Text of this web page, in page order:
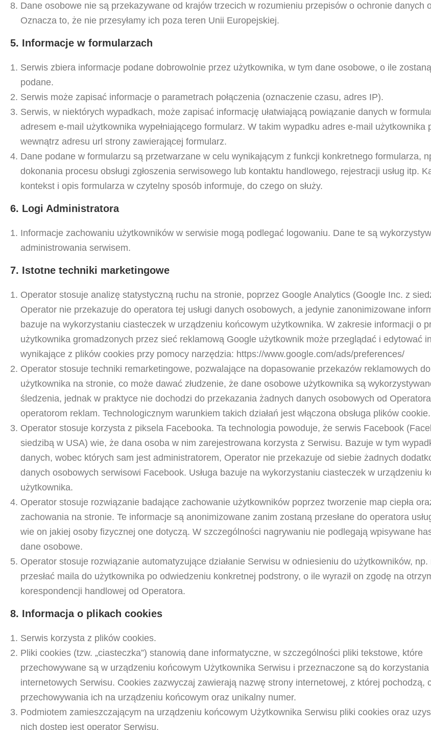
Dane osobowe nie są przekazywane od krajów trzecich w rozumieniu przepisów o ochronie danych
Oznacza to, że nie przesyłamy ich poza teren Unii Europejskiej.
5. Informacje w formularzach
Serwis zbiera informacje podane dobrowolnie przez użytkownika, w tym dane osobowe, o ile
podane.
Serwis może zapisać informacje o parametrach połączenia (oznaczenie czasu, adres IP).
Serwis, w niektórych wypadkach, może zapisać informację ułatwiającą powiązanie danych w
adresem e-mail użytkownika wypełniającego formularz. W takim wypadku adres e-mail użytkownika
wewnątrz adresu url strony zawierającej formularz.
Dane podane w formularzu są przetwarzane w celu wynikającym z funkcji konkretnego formularza,
dokonania procesu obsługi zgłoszenia serwisowego lub kontaktu handlowego, rejestracji usług itp.
kontekst i opis formularza w czytelny sposób informuje, do czego on służy.
6. Logi Administratora
Informacje zachowaniu użytkowników w serwisie mogą podlegać logowaniu. Dane te są
administrowania serwisem.
7. Istotne techniki marketingowe
Operator stosuje analizę statystyczną ruchu na stronie, poprzez Google Analytics (Google Inc. z
Operator nie przekazuje do operatora tej usługi danych osobowych, a jedynie zanonimizowane
bazuje na wykorzystaniu ciasteczek w urządzeniu końcowym użytkownika. W zakresie informacji o
użytkownika gromadzonych przez sieć reklamową Google użytkownik może przeglądać i edytować
wynikające z plików cookies przy pomocy narzędzia: https://www.google.com/ads/preferences/
Operator stosuje techniki remarketingowe, pozwalające na dopasowanie przekazów reklamowych
użytkownika na stronie, co może dawać złudzenie, że dane osobowe użytkownika są
śledzenia, jednak w praktyce nie dochodzi do przekazania żadnych danych osobowych od
operatorom reklam. Technologicznym warunkiem takich działań jest włączona obsługa plików cookie.
Operator stosuje korzysta z piksela Facebooka. Ta technologia powoduje, że serwis Facebook
siedzibą w USA) wie, że dana osoba w nim zarejestrowana korzysta z Serwisu. Bazuje w tym
danych, wobec których sam jest administratorem, Operator nie przekazuje od siebie żadnych
danych osobowych serwisowi Facebook. Usługa bazuje na wykorzystaniu ciasteczek w urządzeniu
użytkownika.
Operator stosuje rozwiązanie badające zachowanie użytkowników poprzez tworzenie map ciepła
zachowania na stronie. Te informacje są anonimizowane zanim zostaną przesłane do operatora
wie on jakiej osoby fizycznej one dotyczą. W szczególności nagrywaniu nie podlegają wpisywane
dane osobowe.
Operator stosuje rozwiązanie automatyzujące działanie Serwisu w odniesieniu do użytkowników, np.
przesłać maila do użytkownika po odwiedzeniu konkretnej podstrony, o ile wyraził on zgodę na
korespondencji handlowej od Operatora.
8. Informacja o plikach cookies
Serwis korzysta z plików cookies.
Pliki cookies (tzw. „ciasteczka”) stanowią dane informatyczne, w szczególności pliki tekstowe, które
przechowywane są w urządzeniu końcowym Użytkownika Serwisu i przeznaczone są do korzystania
internetowych Serwisu. Cookies zazwyczaj zawierają nazwę strony internetowej, z której pochodzą,
przechowywania ich na urządzeniu końcowym oraz unikalny numer.
Podmiotem zamieszczającym na urządzeniu końcowym Użytkownika Serwisu pliki cookies oraz
nich dostęp jest operator Serwisu.